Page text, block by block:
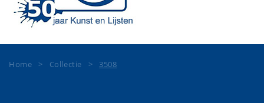
Home > Collectie > 3508